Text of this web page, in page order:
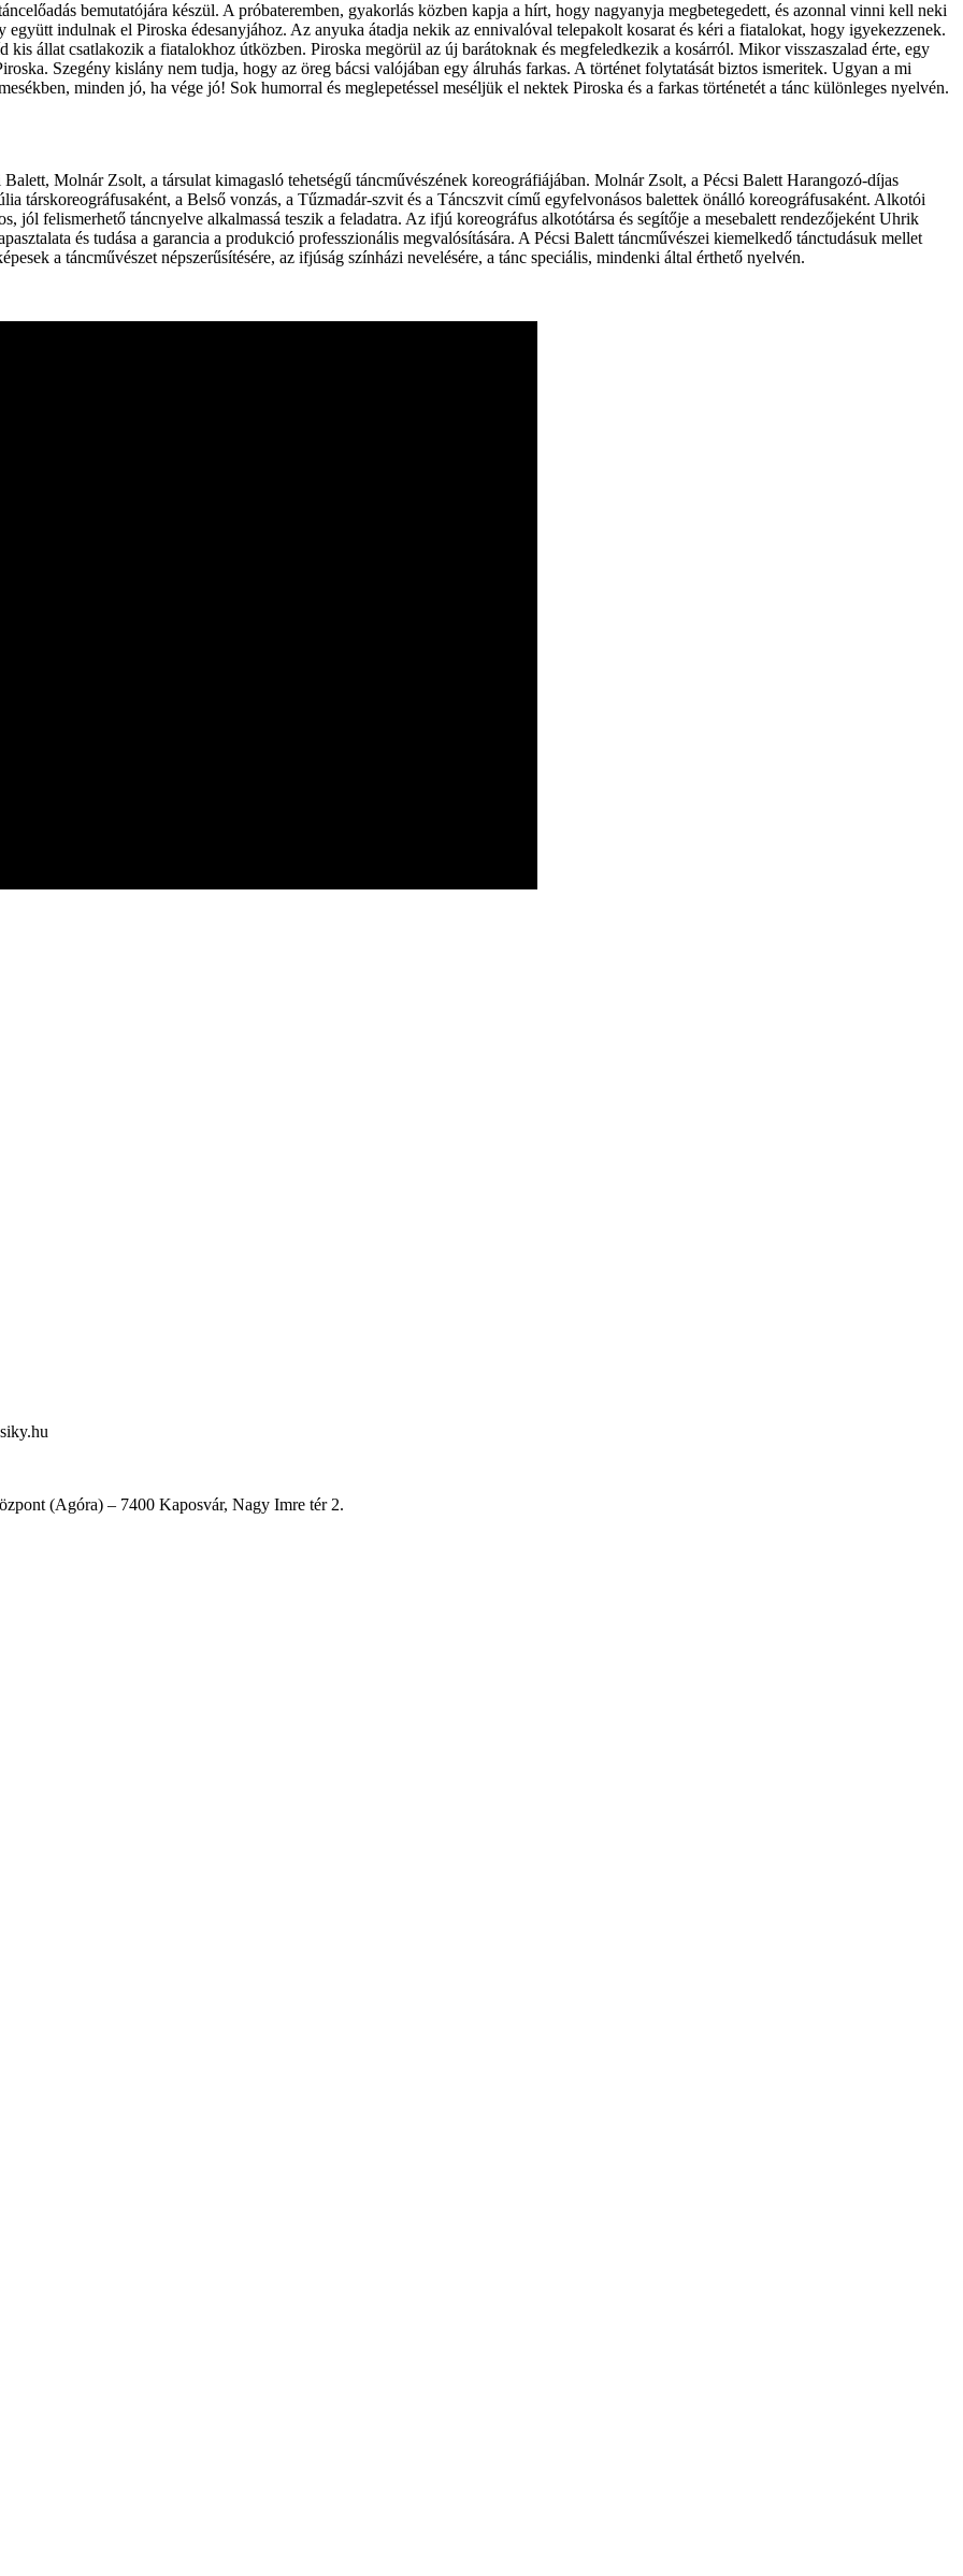
bemutatójára készül. A próbateremben, gyakorlás közben kapja a hírt, hogy nagyanyja megbetegedett, és azonnal vinni kell neki
indulnak el Piroska édesanyjához. Az anyuka átadja nekik az ennivalóval telepakolt kosarat és kéri a fiatalokat, hogy igyekezzenek.
kis állat csatlakozik a fiatalokhoz útközben. Piroska megörül az új barátoknak és megfeledkezik a kosárról. Mikor visszaszalad érte, egy
Szegény kislány nem tudja, hogy az öreg bácsi valójában egy álruhás farkas. A történet folytatását biztos ismeritek. Ugyan a mi
minden jó, ha vége jó! Sok humorral és meglepetéssel meséljük el nektek Piroska és a farkas történetét a tánc különleges nyelvén.
Molnár Zsolt, a társulat kimagasló tehetségű táncművészének koreográfiájában. Molnár Zsolt, a Pécsi Balett Harangozó-díjas
társkoreográfusaként, a Belső vonzás, a Tűzmadár-szvit és a Táncszvit című egyfelvonásos balettek önálló koreográfusaként. Alkotói
jól felismerhető táncnyelve alkalmassá teszik a feladatra. Az ifjú koreográfus alkotótársa és segítője a mesebalett rendezőjeként Uhrik
és tudása a garancia a produkció professzionális megvalósítására. A Pécsi Balett táncművészei kiemelkedő tánctudásuk mellet
a táncművészet népszerűsítésére, az ifjúság színházi nevelésére, a tánc speciális, mindenki által érthető nyelvén.
(Agóra) – 7400 Kaposvár, Nagy Imre tér 2.